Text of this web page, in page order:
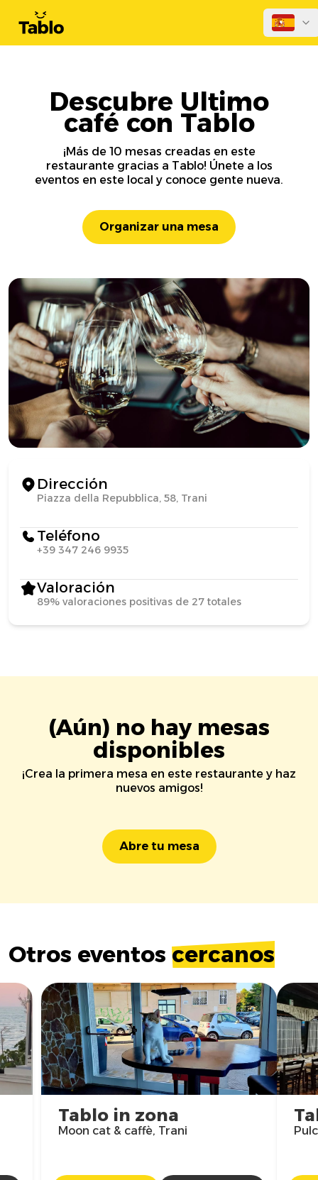
Descubre Ultimo
café con Tablo
¡Más de 10 mesas creadas en este
restaurante gracias a Tablo! Únete a los
eventos en este local y conoce gente nueva.
Organizar una mesa
Dirección
Piazza della Repubblica, 58, Trani
Teléfono
+39 347 246 9935
Valoración
89% valoraciones positivas de 27 totales
(Aún) no hay mesas
disponibles
¡Crea la primera mesa en este restaurante y haz
nuevos amigos!
Abre tu mesa
Otros eventos cercanos
Tablo in zona
Moon cat & caffè, Trani